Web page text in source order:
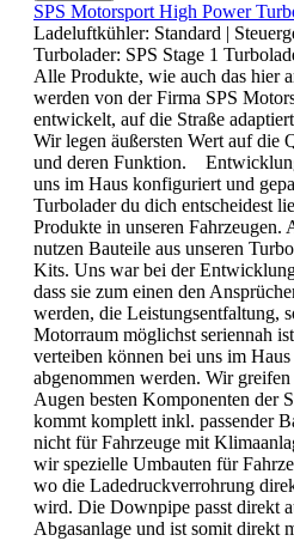
SPS Motorsport High Power
Ladeluftkühler: Standard |
Turbolader: SPS Stage 1
Alle Produkte, wie auch das hier
werden von der Firma SPS
entwickelt, auf die Straße
Wir legen äußersten Wert auf die
und deren Funktion.
uns im Haus konfiguriert und
Turbolader du dich entscheidest
Produkte in unseren Fahrzeugen.
nutzen Bauteile aus unseren
Kits. Uns war bei der
dass sie zum einen den
werden, die Leistungsentfaltung,
Motorraum möglichst seriennah
verteiben können bei uns im
abgenommen werden. Wir
Augen besten Komponenten der
kommt komplett inkl. passender
nicht für Fahrzeuge mit
wir spezielle Umbauten für
wo die Ladedruckverrohrung
wird. Die Downpipe passt direkt
Abgasanlage und ist somit direkt